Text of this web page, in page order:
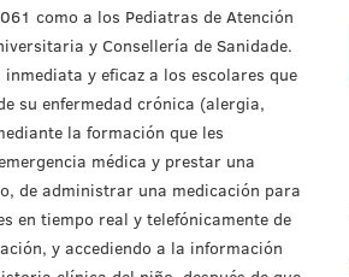
como a los Pediatras de Atención
y Consellería de Sanidade.
y eficaz a los escolares que
su enfermedad crónica (alergia,
la formación que les
médica y prestar una
de administrar una medicación para
en tiempo real y telefónicamente de
y accediendo a la información